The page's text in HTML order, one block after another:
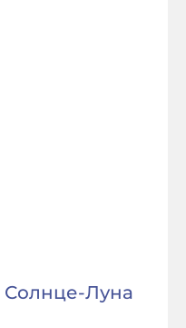
Солнце-Луна